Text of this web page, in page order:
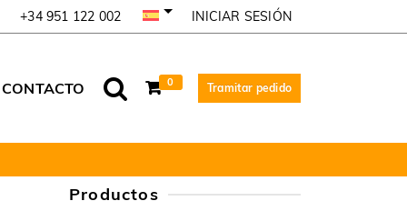
+34 951 122 002 INICIAR SESIÓN
CONTACTO 0 Tramitar pedido
Productos